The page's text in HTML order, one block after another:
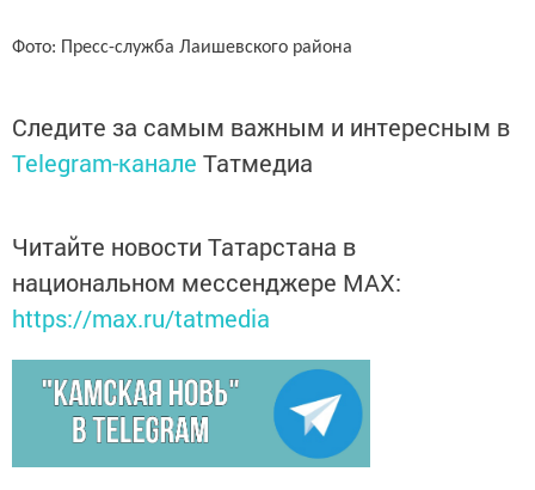
Фото: Пресс-служба Лаишевского района
Следите за самым важным и интересным в
Telegram-канале Татмедиа
Читайте новости Татарстана в
национальном мессенджере MАХ:
https://max.ru/tatmedia